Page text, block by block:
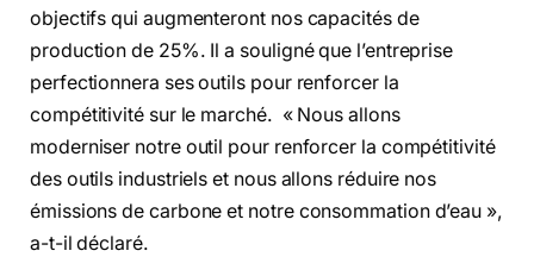
objectifs qui augmenteront nos capacités de
production de 25%. Il a souligné que l’entreprise
perfectionnera ses outils pour renforcer la
compétitivité sur le marché. « Nous allons
moderniser notre outil pour renforcer la compétitivité
des outils industriels et nous allons réduire nos
émissions de carbone et notre consommation d’eau »,
a-t-il déclaré.